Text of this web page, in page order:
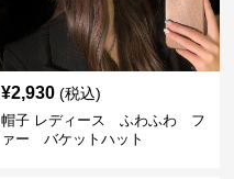
¥2,930 (税込)
帽子 レディース ふわふわ フ
ァー バケットハット